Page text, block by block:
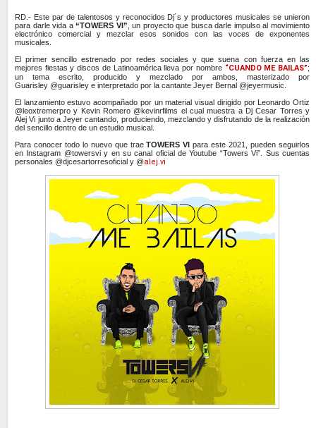
RD.- Este par de talentosos y reconocidos Dj´s y productores musicales se unieron
para darle vida a“TOWERS VI”, un proyecto que busca darle impulso al movimiento
electrónico comercial y mezclar esos sonidos con las voces de exponentes
musicales.
El primer sencillo estrenado por redes sociales y que suena con fuerza en las
mejores fiestas y discos de Latinoamérica lleva por nombre “CUANDO ME BAILAS”;
un tema escrito, producido y mezclado por ambos, masterizado por
Guarisley @guarisley e interpretado por la cantante Jeyer Bernal @jeyermusic.
El lanzamiento estuvo acompañado por un material visual dirigido por Leonardo Ortiz
@leoxtremerpro y Kevin Romero @kevinrfilms el cual muestra a Dj Cesar Torres y
Alej Vi junto a Jeyer cantando, produciendo, mezclando y disfrutando de la realización
del sencillo dentro de un estudio musical.
Para conocer todo lo nuevo que traeTOWERS VI para este 2021, pueden seguirlos
en Instagram @towersvi y en su canal oficial de Youtube “Towers Vi”. Sus cuentas
personales @djcesartorresoficial y @alej.vi